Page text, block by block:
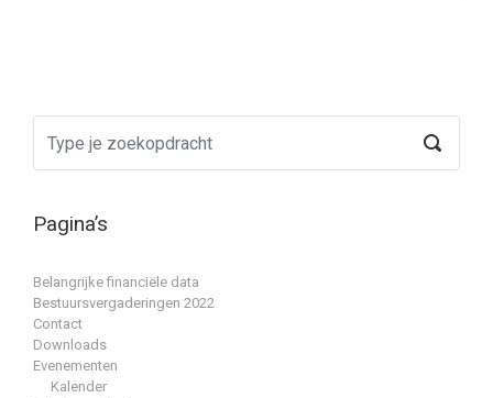
Pagina’s
Belangrijke financiële data
Bestuursvergaderingen 2022
Contact
Downloads
Evenementen
Kalender